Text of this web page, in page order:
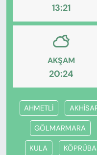
13:21
AKŞAM
20:24
AHMETLİ
GÖLMARMARA
KULA
SİYASET
VAN VE